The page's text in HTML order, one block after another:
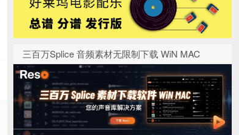
三百万Splice 音频素材无限制下载 WiN MAC